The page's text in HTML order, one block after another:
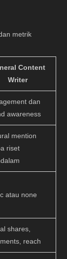
metrik
Content
Writer
dan
awareness
mention
riset
atau none
shares,
reach